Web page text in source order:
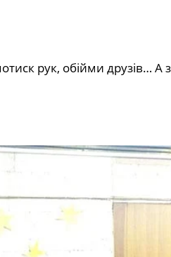
рук, обійми друзів… А